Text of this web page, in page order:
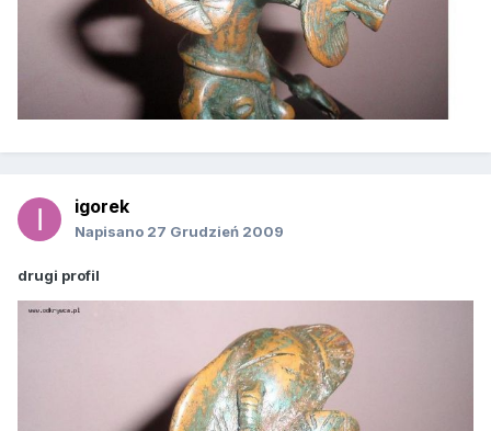
igorek
Napisano 27 Grudzień 2009
drugi profil